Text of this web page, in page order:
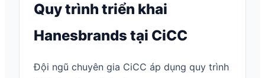
Quy trình triển khai
Hanesbrands tại CiCC
Đội ngũ chuyên gia CiCC áp dụng quy trình